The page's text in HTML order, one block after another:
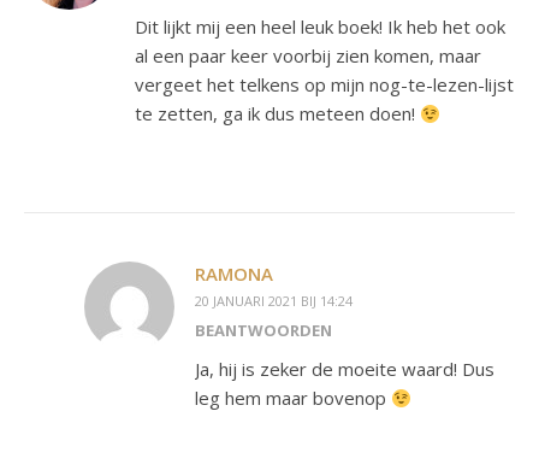
Dit lijkt mij een heel leuk boek! Ik heb het ook
al een paar keer voorbij zien komen, maar
vergeet het telkens op mijn nog-te-lezen-lijst
te zetten, ga ik dus meteen doen!
RAMONA
20 JANUARI 2021 BIJ 14:24
BEANTWOORDEN
Ja, hij is zeker de moeite waard! Dus
leg hem maar bovenop